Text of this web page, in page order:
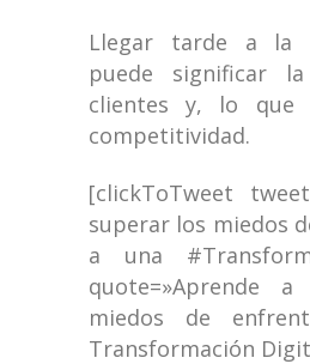
Llegar tarde a la
puede significar
clientes y, lo que
competitividad.
[clickToTweet
superar los miedos
a una
quote=»Aprende
miedos de
Transformación